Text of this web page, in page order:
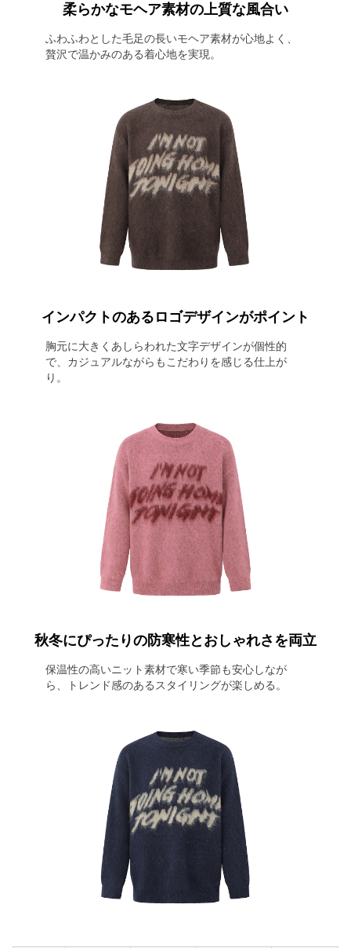
柔らかなモヘア素材の上質な風合い
ふわふわとした毛足の長いモヘア素材が心地よく、
贅沢で温かみのある着心地を実現。
インパクトのあるロゴデザインがポイント
胸元に大きくあしらわれた文字デザインが個性的
で、カジュアルながらもこだわりを感じる仕上が
り。
秋冬にぴったりの防寒性とおしゃれさを両立
保温性の高いニット素材で寒い季節も安心しなが
ら、トレンド感のあるスタイリングが楽しめる。